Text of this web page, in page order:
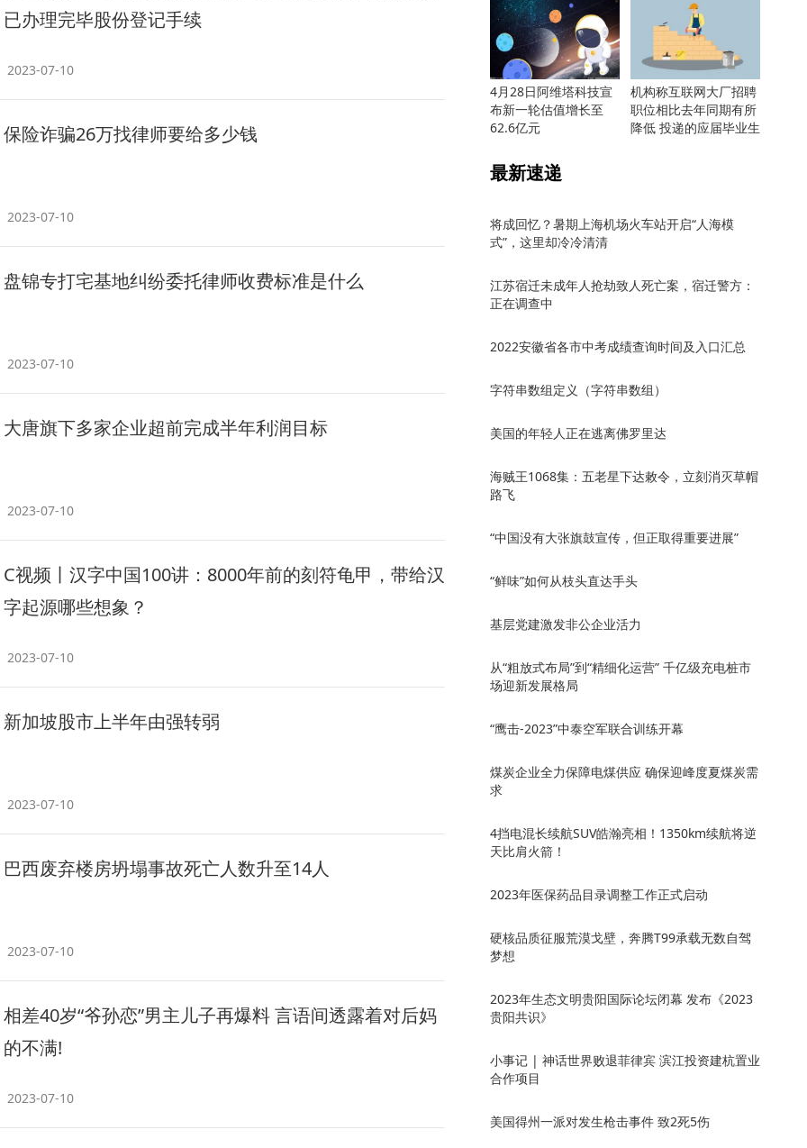
已办理完毕股份登记手续
2023-07-10
保险诈骗26万找律师要给多少钱
2023-07-10
盘锦专打宅基地纠纷委托律师收费标准是什么
2023-07-10
大唐旗下多家企业超前完成半年利润目标
2023-07-10
C视频丨汉字中国100讲：8000年前的刻符龟甲，带给汉
字起源哪些想象？
2023-07-10
新加坡股市上半年由强转弱
2023-07-10
巴西废弃楼房坍塌事故死亡人数升至14人
2023-07-10
相差40岁“爷孙恋”男主儿子再爆料 言语间透露着对后妈
的不满!
2023-07-10
4月28日阿维塔科技宣
布新一轮估值增长至
62.6亿元
机构称互联网大厂招聘
职位相比去年同期有所
降低 投递的应届毕业生
最新速递
将成回忆？暑期上海机场火车站开启“人海模
式”，这里却冷冷清清
江苏宿迁未成年人抢劫致人死亡案，宿迁警方：
正在调查中
2022安徽省各市中考成绩查询时间及入口汇总
字符串数组定义（字符串数组）
美国的年轻人正在逃离佛罗里达
海贼王1068集：五老星下达敕令，立刻消灭草帽
路飞
“中国没有大张旗鼓宣传，但正取得重要进展”
“鲜味”如何从枝头直达手头
基层党建激发非公企业活力
从“粗放式布局”到“精细化运营” 千亿级充电桩市
场迎新发展格局
“鹰击-2023”中泰空军联合训练开幕
煤炭企业全力保障电煤供应 确保迎峰度夏煤炭需
求
4挡电混长续航SUV皓瀚亮相！1350km续航将逆
天比肩火箭！
2023年医保药品目录调整工作正式启动
硬核品质征服荒漠戈壁，奔腾T99承载无数自驾
梦想
2023年生态文明贵阳国际论坛闭幕 发布《2023
贵阳共识》
小事记 | 神话世界败退菲律宾 滨江投资建杭置业
合作项目
美国得州一派对发生枪击事件 致2死5伤